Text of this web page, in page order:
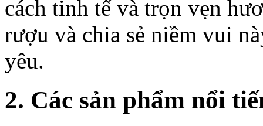
cách tinh tế và trọn vẹn
rượu và chia sẻ niềm vui
yêu.
2. Các sản phẩm nổi